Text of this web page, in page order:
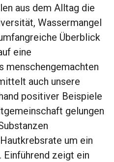
aus dem Alltag die
Wassermangel
Überblick
eine
menschengemachten
auch unsere
positiver Beispiele
gelungen
um ein
zeigt ein